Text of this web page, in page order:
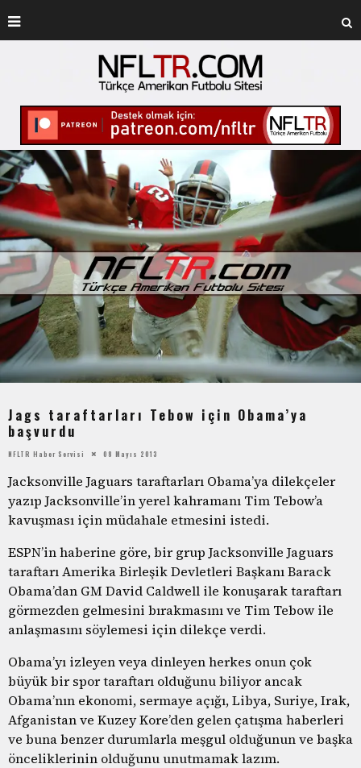
Jags taraftarları Tebow için Obama’ya
başvurdu
NFLTR Haber Servisi 08 Mayıs 2013
Jacksonville Jaguars taraftarları Obama’ya dilekçeler
yazıp Jacksonville’in yerel kahramanı Tim Tebow’a
kavuşması için müdahale etmesini istedi.
ESPN’in haberine göre, bir grup Jacksonville Jaguars
taraftarı Amerika Birleşik Devletleri Başkanı Barack
Obama’dan GM David Caldwell ile konuşarak taraftarı
görmezden gelmesini bırakmasını ve Tim Tebow ile
anlaşmasını söylemesi için dilekçe verdi.
Obama’yı izleyen veya dinleyen herkes onun çok
büyük bir spor taraftarı olduğunu biliyor ancak
Obama’nın ekonomi, sermaye açığı, Libya, Suriye, Irak,
Afganistan ve Kuzey Kore’den gelen çatışma haberleri
ve buna benzer durumlarla meşgul olduğunun ve başka
önceliklerinin olduğunu unutmamak lazım.